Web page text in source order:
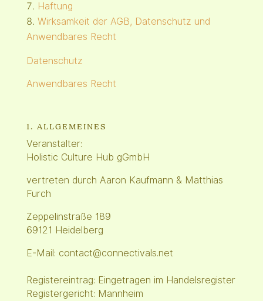
Haftung
Wirksamkeit der AGB, Datenschutz und
Anwendbares Recht
Datenschutz
Anwendbares Recht
1. ALLGEMEINES
Veranstalter:
Holistic Culture Hub gGmbH
vertreten durch Aaron Kaufmann & Matthias
Furch
Zeppelinstraße 189
69121 Heidelberg
E-Mail: contact@connectivals.net
Registereintrag: Eingetragen im Handelsregister
Registergericht: Mannheim